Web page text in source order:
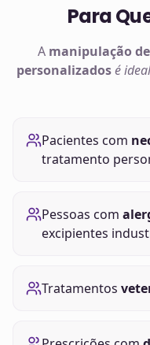
Para
A manipulação de
personalizados é
Pacientes com
tratamento
Pessoas com
excipientes
Tratamentos